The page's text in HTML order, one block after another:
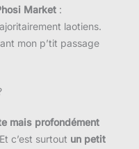
Market :
laotiens.
mon p’tit passage
mais profondément
c’est surtout un petit